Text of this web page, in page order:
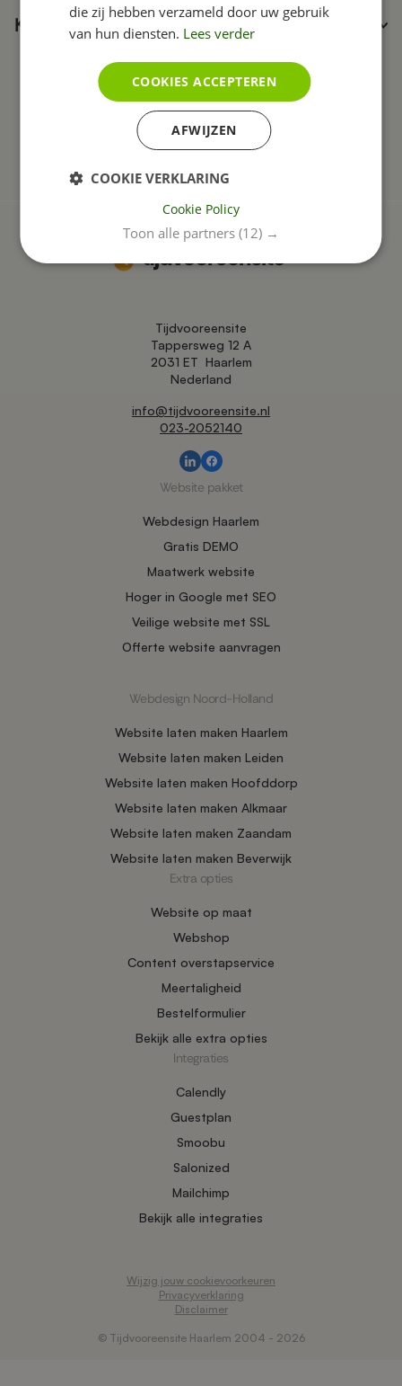
​Kan iedereen met jullie CMS werken?
023 205 21 40
contact opnemen
Tijdvooreensite
Tappersweg 12 A
2031 ET Haarlem
Nederland
info@tijdvooreensite.nl
023-2052140
Website pakket
Webdesign Haarlem
Gratis DEMO
Maatwerk website
Hoger in Google met SEO
Veilige website met SSL
Offerte website aanvragen
Webdesign Noord-Holland
Website laten maken Haarlem
Website laten maken Leiden
Website laten maken Hoofddorp
Website laten maken Alkmaar
Website laten maken Zaandam
Website laten maken Beverwijk
Extra opties
Website op maat
Webshop
Content overstapservice
Meertaligheid
Bestelformulier
Bekijk alle extra opties
Integraties
Calendly
Guestplan
Smoobu
Salonized
Mailchimp
Bekijk alle integraties
Wijzig jouw cookievoorkeuren
Privacyverklaring
Disclaimer
© Tijdvooreensite Haarlem 2004 - 2026
die zij hebben verzameld door uw gebruik
van hun diensten. Lees verder
Toon alle partners (12) →
COOKIES ACCEPTEREN
AFWIJZEN
COOKIE VERKLARING
Cookie Policy